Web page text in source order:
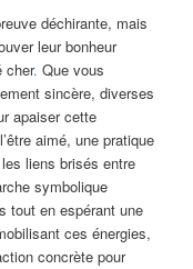
déchirante, mais
leur bonheur
cher. Que vous
sincère, diverses
apaiser cette
aimé, une pratique
liens brisés entre
symbolique
tout en espérant une
ces énergies,
concrète pour